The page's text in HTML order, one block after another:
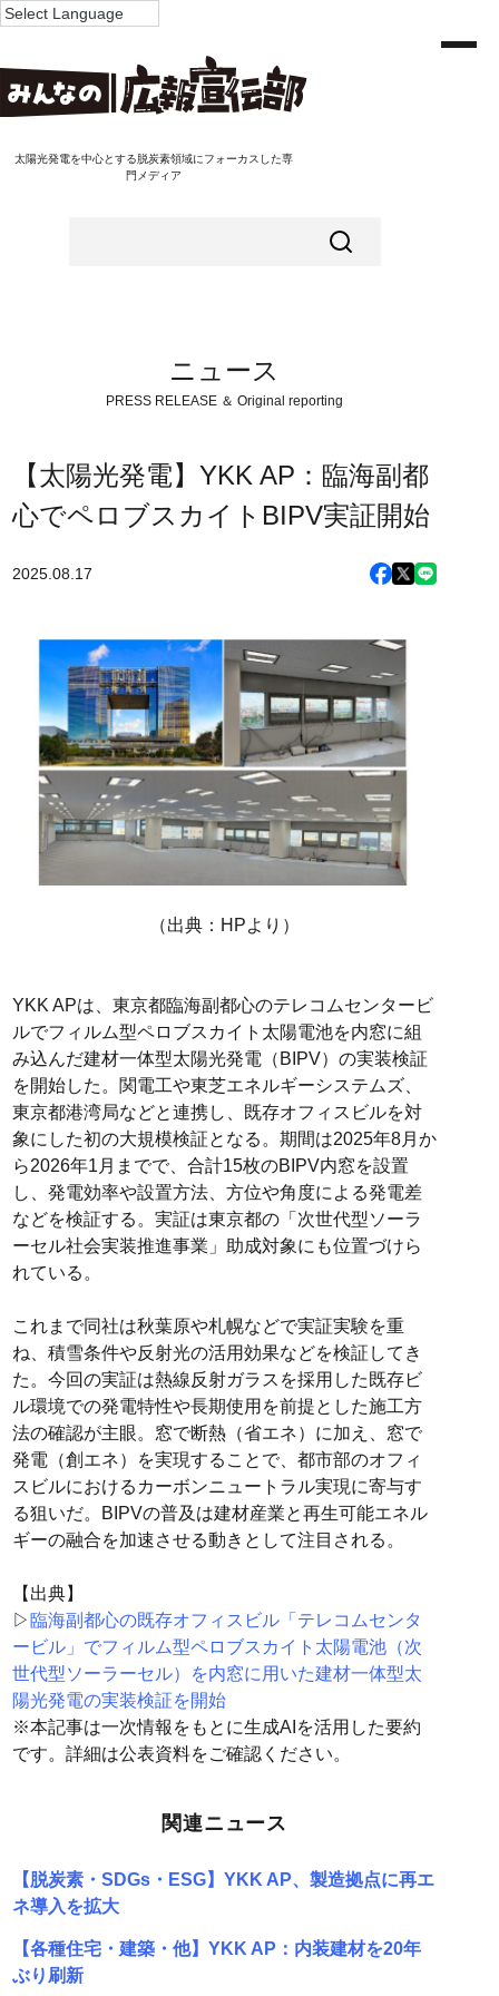
太陽光発電を中心とする脱炭素領域にフォーカスした専
門メディア
ニュース
PRESS RELEASE ＆ Original reporting
【太陽光発電】YKK AP：臨海副都
心でペロブスカイトBIPV実証開始
2025.08.17
（出典：HPより）
YKK APは、東京都臨海副都心のテレコムセンタービ
ルでフィルム型ペロブスカイト太陽電池を内窓に組
み込んだ建材一体型太陽光発電（BIPV）の実装検証
を開始した。関電工や東芝エネルギーシステムズ、
東京都港湾局などと連携し、既存オフィスビルを対
象にした初の大規模検証となる。期間は2025年8月か
ら2026年1月までで、合計15枚のBIPV内窓を設置
し、発電効率や設置方法、方位や角度による発電差
などを検証する。実証は東京都の「次世代型ソーラ
ーセル社会実装推進事業」助成対象にも位置づけら
れている。
これまで同社は秋葉原や札幌などで実証実験を重
ね、積雪条件や反射光の活用効果などを検証してき
た。今回の実証は熱線反射ガラスを採用した既存ビ
ル環境での発電特性や長期使用を前提とした施工方
法の確認が主眼。窓で断熱（省エネ）に加え、窓で
発電（創エネ）を実現することで、都市部のオフィ
スビルにおけるカーボンニュートラル実現に寄与す
る狙いだ。BIPVの普及は建材産業と再生可能エネル
ギーの融合を加速させる動きとして注目される。
【出典】
▷ 臨海副都心の既存オフィスビル「テレコムセンタ
ービル」でフィルム型ペロブスカイト太陽電池（次
世代型ソーラーセル）を内窓に用いた建材一体型太
陽光発電の実装検証を開始
※本記事は一次情報をもとに生成AIを活用した要約
です。詳細は公表資料をご確認ください。
関連ニュース
【脱炭素・SDGs・ESG】YKK AP、製造拠点に再エ
ネ導入を拡大
【各種住宅・建築・他】YKK AP：内装建材を20年
ぶり刷新